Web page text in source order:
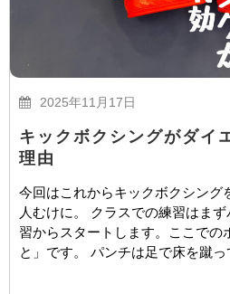
2025年11月17日
キックボクシングがダイ
理由
今回はこれからキックボクシング
人むけに。 クラスでの練習はま
習からスタートします。ここでの
と」です。 パンチは足で床を蹴っ